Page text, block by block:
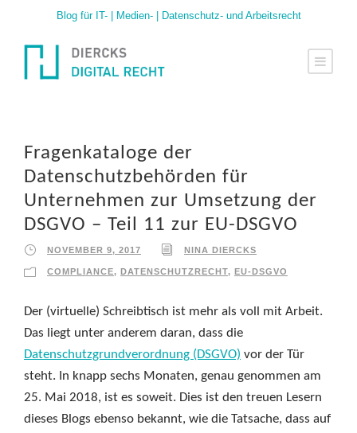
Blog für IT- | Medien- | Datenschutz- und Arbeitsrecht
Fragenkataloge der
Datenschutzbehörden für
Unternehmen zur Umsetzung der
DSGVO – Teil 11 zur EU-DSGVO
NOVEMBER 9, 2017 NINA DIERCKS
COMPLIANCE, DATENSCHUTZRECHT, EU-DSGVO
Der (virtuelle) Schreibtisch ist mehr als voll mit Arbeit.
Das liegt unter anderem daran, dass die
Datenschutzgrundverordnung (DSGVO) vor der Tür
steht. In knapp sechs Monaten, genau genommen am
25. Mai 2018, ist es soweit. Dies ist den treuen Lesern
dieses Blogs ebenso bekannt, wie die Tatsache, dass auf